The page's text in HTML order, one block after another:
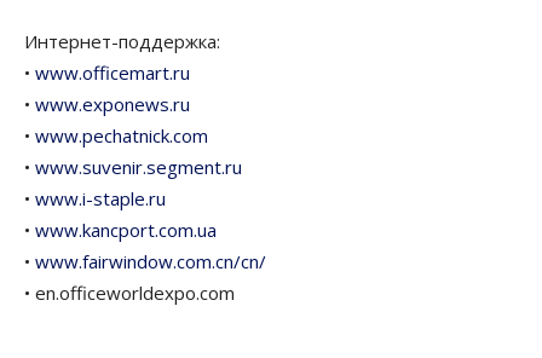
Интернет-поддержка:
• www.officemart.ru
• www.exponews.ru
• www.pechatnick.com
• www.suvenir.segment.ru
• www.i-staple.ru
• www.kancport.com.ua
• www.fairwindow.com.cn/cn/
• en.officeworldexpo.com